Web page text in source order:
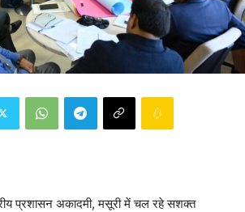
प्रशासन अकादमी, मसूरी में चल रहे सशक्त